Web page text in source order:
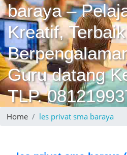
baraya –
Kreatif,
Guru datang
TLP.
Home les privat sma baraya